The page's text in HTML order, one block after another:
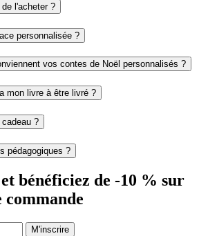
l'acheter ?
personnalisée ?
vos contes de Noël personnalisés ?
mon livre à être livré ?
?
pédagogiques ?
bénéficiez de -10 % sur
M'inscrire